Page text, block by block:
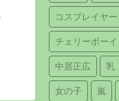
コスプレイヤー
チェリーボーイ
中居正広 乳
女の子 嵐